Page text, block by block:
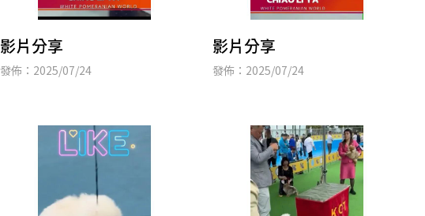
影片分享
發佈：2025/07/24
影片分享
發佈：2025/07/24